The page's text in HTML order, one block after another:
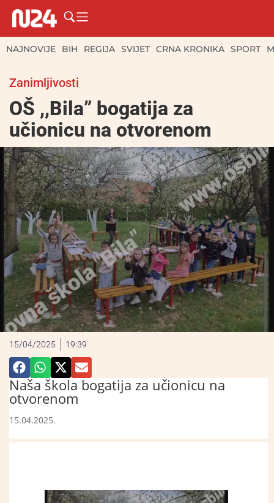
NAJNOVIJE BIH REGIJA SVIJET CRNA KRONIKA SPORT
Zanimljivosti
OŠ ,,Bila” bogatija za
učionicu na otvorenom
15/04/2025 19:39
Naša škola bogatija za učionicu na
otvorenom
15.04.2025.